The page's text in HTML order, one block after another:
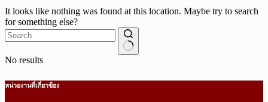
It looks like nothing was found at this location. Maybe try to search
for something else?
No results
หน่วยงานที่เกี่ยวข้อง